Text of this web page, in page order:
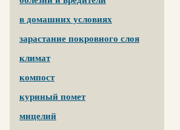
в домашних условиях
зарастание покровного слоя
климат
компост
куриный помет
мицелий